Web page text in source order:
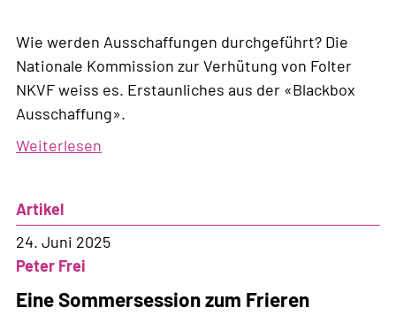
Wie werden Ausschaffungen durchgeführt? Die
Nationale Kommission zur Verhütung von Folter
NKVF weiss es. Erstaunliches aus der «Blackbox
Ausschaffung».
Weiterlesen
wie
durchgeführt
werden
Artikel
24. Juni 2025
Peter Frei
Eine Sommersession zum Frieren